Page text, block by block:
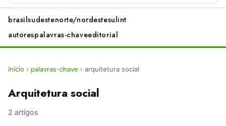
brasilsudestenorte/nordestesulint
autorespalavras-chaveeditorial
início › palavras-chave › arquitetura social
Arquitetura social
2 artigos